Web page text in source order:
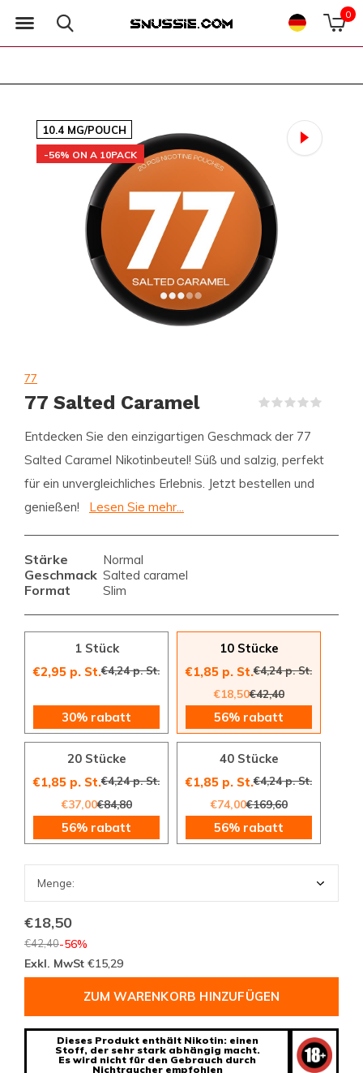
0
10.4 MG/POUCH
-56% ON A 10PACK
77
77 Salted Caramel
Entdecken Sie den einzigartigen Geschmack der 77
Salted Caramel Nikotinbeutel! Süß und salzig, perfekt
für ein unvergleichliches Erlebnis. Jetzt bestellen und
genießen!
Lesen Sie mehr...
Stärke Normal
Geschmack Salted caramel
Format Slim
1 Stück
€2,95 p. St.€4,24 p. St.
30% rabatt
10 Stücke
€1,85 p. St.€4,24 p. St.
€18,50€42,40
56% rabatt
20 Stücke
€1,85 p. St.€4,24 p. St.
€37,00€84,80
56% rabatt
40 Stücke
€1,85 p. St.€4,24 p. St.
€74,00€169,60
56% rabatt
€18,50
€42,40-56%
Exkl. MwSt €15,29
ZUM WARENKORB HINZUFÜGEN
Dieses Produkt enthält Nikotin: einen
Stoff, der sehr stark abhängig macht.
Es wird nicht für den Gebrauch durch
Nichtraucher empfohlen